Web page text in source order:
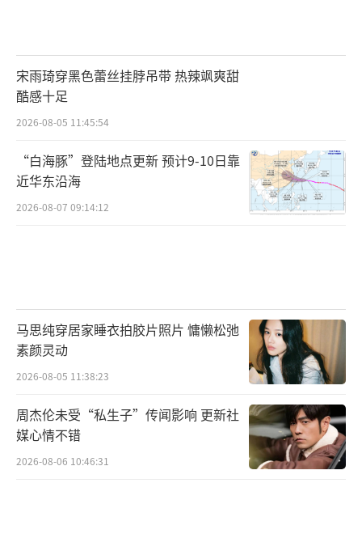
宋雨琦穿黑色蕾丝挂脖吊带 热辣飒爽甜
酷感十足
2026-08-05 11:45:54
“白海豚”登陆地点更新 预计9-10日靠
近华东沿海
2026-08-07 09:14:12
马思纯穿居家睡衣拍胶片照片 慵懒松弛
素颜灵动
2026-08-05 11:38:23
周杰伦未受“私生子”传闻影响 更新社
媒心情不错
2026-08-06 10:46:31